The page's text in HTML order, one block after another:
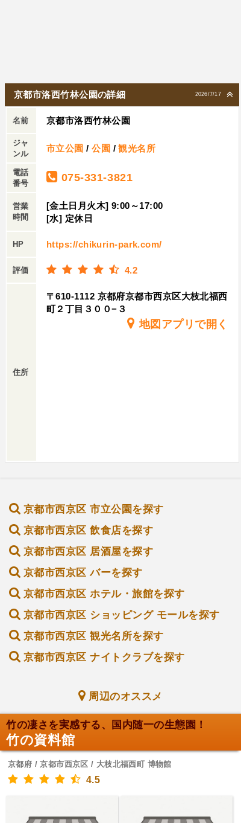
2026/7/17
京都市洛西竹林公園の詳細
名前 京都市洛西竹林公園
ジャ
ンル
市立公園 /公園 /観光名所
電話
番号
075-331-3821
営業
時間
[金土日月火木] 9:00～17:00
[水] 定休日
HP https://chikurin-park.com/
評価 4.2
住所
〒610-1112 京都府京都市西京区大枝北福西
町２丁目３００−３
地図アプリで開く
京都市西京区 市立公園を探す
京都市西京区 飲食店を探す
京都市西京区 居酒屋を探す
京都市西京区 バーを探す
京都市西京区 ホテル・旅館を探す
京都市西京区 ショッピング モールを探す
京都市西京区 観光名所を探す
京都市西京区 ナイトクラブを探す
周辺のオススメ
竹の凄さを実感する、国内随一の生態園！
竹の資料館
京都府 / 京都市西京区 / 大枝北福西町 博物館
4.5